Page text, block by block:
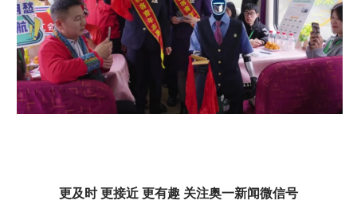
更及时 更接近 更有趣 关注奥一新闻微信号